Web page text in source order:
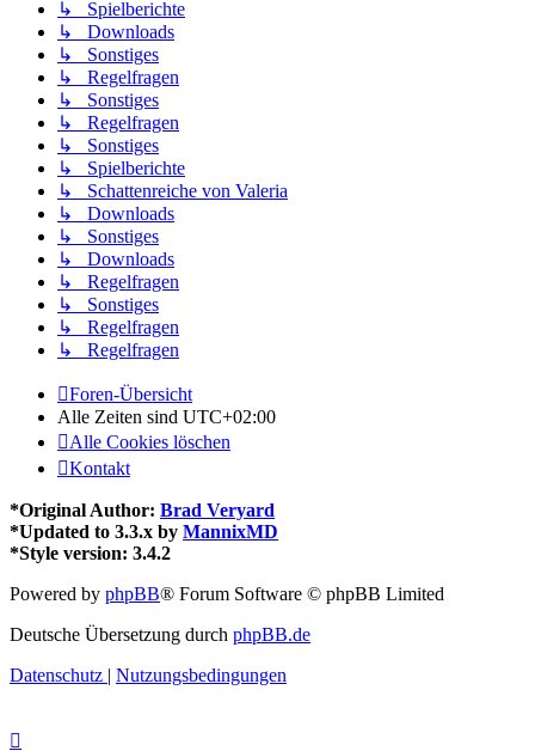
↳ Spielberichte
↳ Downloads
↳ Sonstiges
↳ Regelfragen
↳ Sonstiges
↳ Regelfragen
↳ Sonstiges
↳ Spielberichte
↳ Schattenreiche von Valeria
↳ Downloads
↳ Sonstiges
↳ Downloads
↳ Regelfragen
↳ Sonstiges
↳ Regelfragen
↳ Regelfragen
Foren-Übersicht
Alle Zeiten sind UTC+02:00
Alle Cookies löschen
Kontakt
*Original Author: Brad Veryard
*Updated to 3.3.x by MannixMD
*Style version: 3.4.2
Powered by phpBB® Forum Software © phpBB Limited
Deutsche Übersetzung durch phpBB.de
Datenschutz | Nutzungsbedingungen